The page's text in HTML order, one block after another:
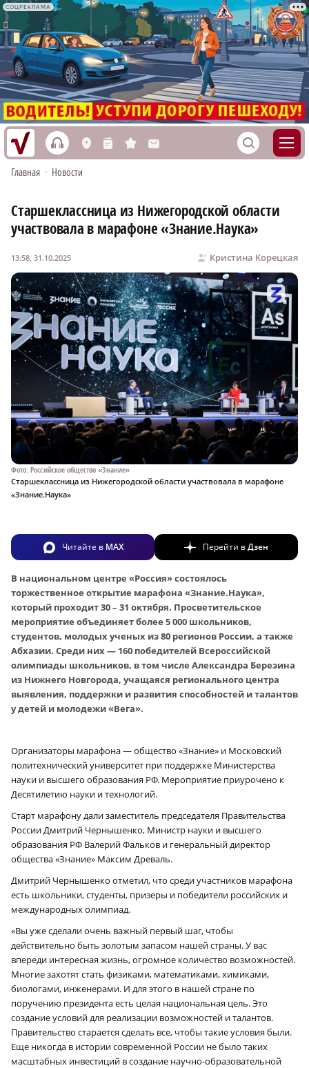
СОЦРЕКЛАМА
h L n s M S
Главная • Новости
Старшеклассница из Нижегородской области
участвовала в марафоне «Знание.Наука»
Кристина Корецкая
13:58, 31.10.2025
Фото: Российское общество «Знание»
Старшеклассница из Нижегородской области участвовала в марафоне
«Знание.Наука»
Читайте в MAX Перейти вДзен
В национальном центре «Россия» состоялось
торжественное открытие марафона «Знание.Наука»,
который проходит 30 – 31 октября. Просветительское
мероприятие объединяет более 5 000 школьников,
студентов, молодых ученых из 80 регионов России, а также
Абхазии. Среди них — 160 победителей Всероссийской
олимпиады школьников, в том числе Александра Березина
из Нижнего Новгорода, учащаяся регионального центра
выявления, поддержки и развития способностей и талантов
у детей и молодежи «Вега».
Организаторы марафона — общество «Знание» и Московский
политехнический университет при поддержке Министерства
науки и высшего образования РФ. Мероприятие приурочено к
Десятилетию науки и технологий.
Старт марафону дали заместитель председателя Правительства
России Дмитрий Чернышенко, Министр науки и высшего
образования РФ Валерий Фальков и генеральный директор
общества «Знание» Максим Древаль.
Дмитрий Чернышенко отметил, что среди участников марафона
есть школьники, студенты, призеры и победители российских и
международных олимпиад.
«Вы уже сделали очень важный первый шаг, чтобы
действительно быть золотым запасом нашей страны. У вас
впереди интересная жизнь, огромное количество возможностей.
Многие захотят стать физиками, математиками, химиками,
биологами, инженерами. И для этого в нашей стране по
поручению президента есть целая национальная цель. Это
создание условий для реализации возможностей и талантов.
Правительство старается сделать все, чтобы такие условия были.
Еще никогда в истории современной России не было таких
масштабных инвестиций в создание научно-образовательной